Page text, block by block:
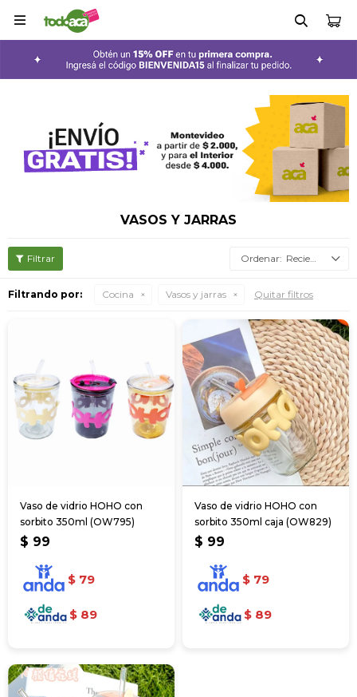

VASOS Y JARRAS
Recientes
Filtrando por: Cocina Vasos y jarras Quitar filtros
Vaso de vidrio HOHO con
sorbito 350ml (OW795)
$ 99
$ 79
$ 89
Vaso de vidrio HOHO con
sorbito 350ml caja (OW829)
$ 99
$ 79
$ 89